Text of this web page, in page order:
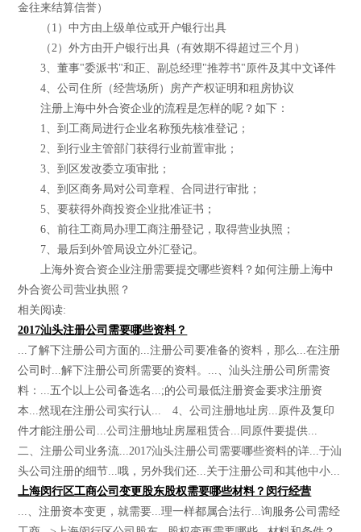
金往来结算信誉）
（1）中方由上级单位或开户银行出具
（2）外方由开户银行出具（有效期不得超过三个月）
3、董事"委派书"和正、副总经理"推荐书"原件及其中文译件
4、公司住所（经营场所）房产产权证明和租房协议
注册上海中外合资企业的流程是怎样的呢？如下：
1、到工商局进行企业名称预先核准登记；
2、到行业主管部门获得行业前置审批；
3、到区发改委立项审批；
4、到区商务局对公司章程、合同进行审批；
5、要获得外商投资企业批准证书；
6、前往工商局办理工商注册登记，取得营业执照；
7、最后到外管局设立外汇登记。
上海外资合资企业注册需要提交哪些资料？如何注册上海中
外合资公司营业执照？
相关阅读:
2017汕头注册公司需要哪些资料？
...了解下注册公司方面的...注册公司要准备的资料，那么...在注册
公司时...解下注册公司所需要的资料。...、汕头注册公司所需资
料：...五个以上公司备选名...;的公司最低注册资金要求注册资
本...然现在注册公司实行认... 4、公司注册地址房...原件及复印
件才能注册公司...公司注册地址房屋租赁合...同原件要提供...
二、注册公司业务流...2017汕头注册公司需要哪些资料的详...于汕
头公司注册的细节...哦，另外我们还...关于注册公司和其他中小...
上海闵行区工商公司变更股东股权需要哪些材料？闵行经营
...、注册资本变更，就需要...理一样都属合法行...询服务公司需经